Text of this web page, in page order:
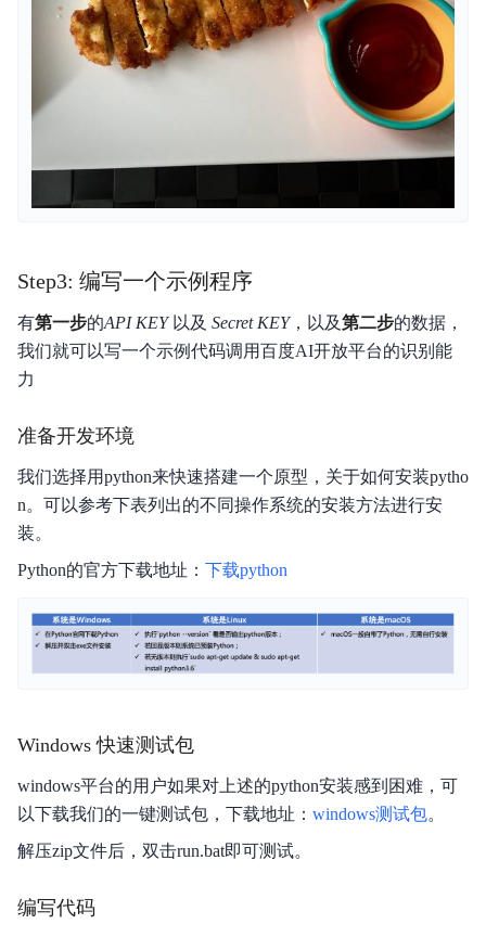
Step3: 编写一个示例程序
有第一步的API KEY以及 Secret KEY，以及第二步的数据，
我们就可以写一个示例代码调用百度AI开放平台的识别能
力
准备开发环境
我们选择用python来快速搭建一个原型，关于如何安装pytho
n。可以参考下表列出的不同操作系统的安装方法进行安
装。
Python的官方下载地址： 下载python
Windows 快速测试包
windows平台的用户如果对上述的python安装感到困难，可
以下载我们的一键测试包，下载地址： windows测试包。
解压zip文件后，双击run.bat即可测试。
编写代码